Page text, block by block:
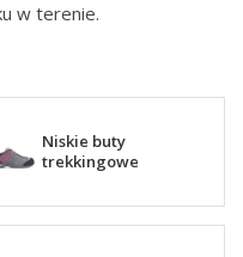
w terenie.
Niskie buty
trekkingowe